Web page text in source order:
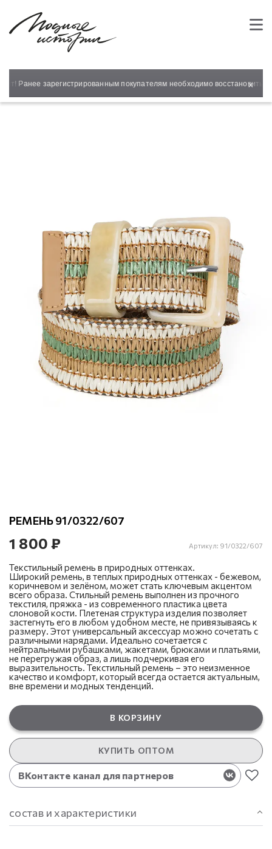
Ранее зарегистрированным покупателям необходимо восстановить
×
РЕМЕНЬ 91/0322/607
1 800 ₽ Артикул: 91/0322/607
Текстильный ремень в природных оттенках.
Широкий ремень, в теплых природных оттенках - бежевом,
коричневом и зелёном, может стать ключевым акцентом
всего образа. Стильный ремень выполнен из прочного
текстиля, пряжка - из современного пластика цвета
слоновой кости. Плетеная структура изделия позволяет
застегнуть его в любом удобном месте, не привязываясь к
размеру. Этот универсальный аксессуар можно сочетать с
различными нарядами. Идеально сочетается с
нейтральными рубашками, жакетами, брюками и платьями,
не перегружая образ, а лишь подчеркивая его
выразительность. Текстильный ремень – это неизменное
качество и комфорт, который всегда остается актуальным,
вне времени и модных тенденций.
В КОРЗИНУ
КУПИТЬ ОПТОМ
ВКонтакте канал для партнеров
состав и характеристики